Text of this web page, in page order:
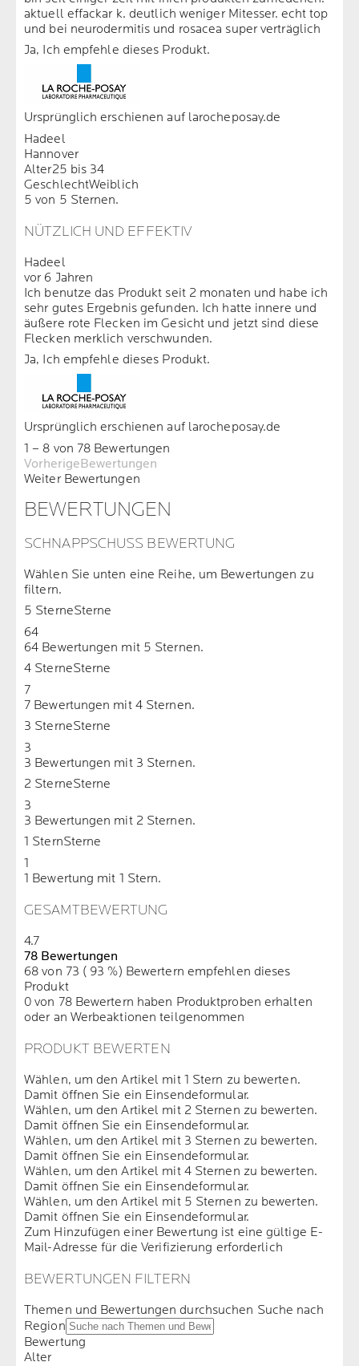
aktuell effackar k. deutlich weniger Mitesser. echt top
und bei neurodermitis und rosacea super verträglich
Ja, Ich empfehle dieses Produkt.
Ursprünglich erschienen auf larocheposay.de
Hadeel
Hannover
Alter25 bis 34
GeschlechtWeiblich
5 von 5 Sternen.
NÜTZLICH UND EFFEKTIV
Hadeel
vor 6 Jahren
Ich benutze das Produkt seit 2 monaten und habe ich
sehr gutes Ergebnis gefunden. Ich hatte innere und
äußere rote Flecken im Gesicht und jetzt sind diese
Flecken merklich verschwunden.
Ja, Ich empfehle dieses Produkt.
Ursprünglich erschienen auf larocheposay.de
1 – 8 von 78 Bewertungen
VorherigeBewertungen
Weiter Bewertungen
BEWERTUNGEN
SCHNAPPSCHUSS BEWERTUNG
Wählen Sie unten eine Reihe, um Bewertungen zu
filtern.
5 SterneSterne
64
64 Bewertungen mit 5 Sternen.
4 SterneSterne
7
7 Bewertungen mit 4 Sternen.
3 SterneSterne
3
3 Bewertungen mit 3 Sternen.
2 SterneSterne
3
3 Bewertungen mit 2 Sternen.
1 SternSterne
1
1 Bewertung mit 1 Stern.
GESAMTBEWERTUNG
4.7
78 Bewertungen
68 von 73 ( 93 %) Bewertern empfehlen dieses
Produkt
0 von 78 Bewertern haben Produktproben erhalten
oder an Werbeaktionen teilgenommen
PRODUKT BEWERTEN
Wählen, um den Artikel mit 1 Stern zu bewerten.
Damit öffnen Sie ein Einsendeformular.
Wählen, um den Artikel mit 2 Sternen zu bewerten.
Damit öffnen Sie ein Einsendeformular.
Wählen, um den Artikel mit 3 Sternen zu bewerten.
Damit öffnen Sie ein Einsendeformular.
Wählen, um den Artikel mit 4 Sternen zu bewerten.
Damit öffnen Sie ein Einsendeformular.
Wählen, um den Artikel mit 5 Sternen zu bewerten.
Damit öffnen Sie ein Einsendeformular.
Zum Hinzufügen einer Bewertung ist eine gültige E-
Mail-Adresse für die Verifizierung erforderlich
BEWERTUNGEN FILTERN
Themen und Bewertungen durchsuchen Suche nach
Region
Bewertung
Alter